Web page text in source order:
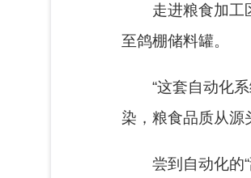
走进粮食加工
至鸽棚储料罐。
“这套自动化
染，粮食品质从源
尝到自动化的